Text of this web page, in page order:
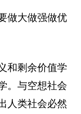
做大做强做优
和剩余价值学
。与空想社会
人类社会必然